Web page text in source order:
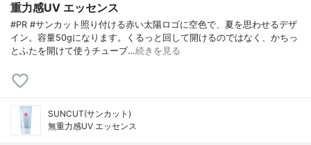
重力感UV エッセンス
#PR #サンカット照り付ける赤い太陽ロゴに空色で、夏を思わせるデザ
イン。容量50gになります。くるっと回して開けるのではなく、かちっ
とふたを開けて使うチューブ…続きを見る
SUNCUT(サンカット)
無重力感UV エッセンス